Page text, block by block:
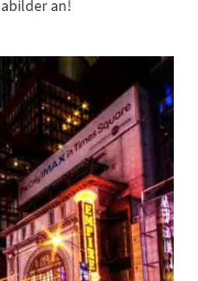
an!